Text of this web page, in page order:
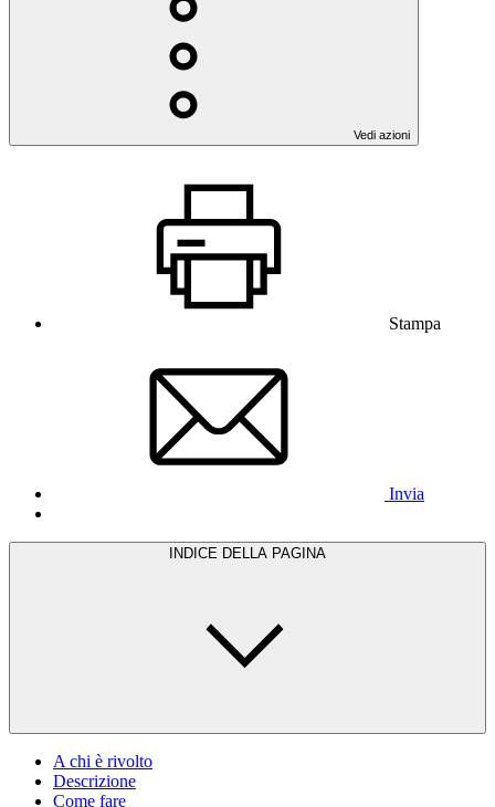
Vedi azioni
Stampa
Invia
INDICE DELLA PAGINA
A chi è rivolto
Descrizione
Come fare